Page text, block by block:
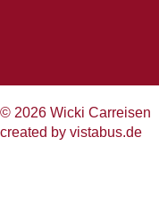
© 2026 Wicki Carreisen
created by vistabus.de